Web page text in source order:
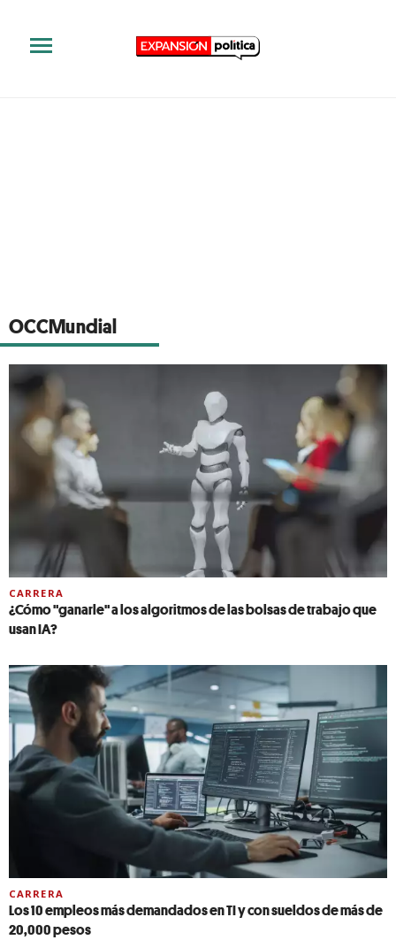
OCCMundial
CARRERA
¿Cómo "ganarle" a los algoritmos de las bolsas de trabajo que
usan IA?
CARRERA
Los 10 empleos más demandados en TI y con sueldos de más de
20,000 pesos